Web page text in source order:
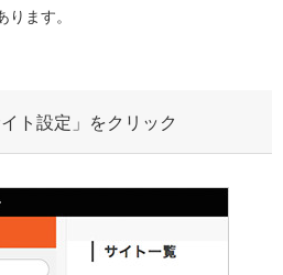
ます。
ト設定」をクリック